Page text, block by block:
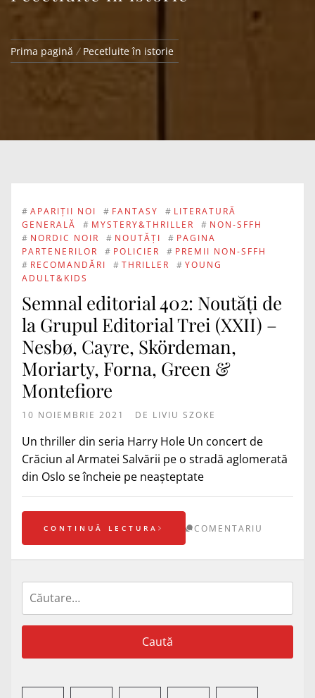
Prima pagină Pecetluite în istorie
# APARIȚII NOI # FANTASY # LITERATURĂ
GENERALĂ
# MYSTERY&THRILLER # NON-SFFH
# NORDIC NOIR # NOUTĂȚI # PAGINA
PARTENERILOR
# POLICIER # PREMII NON-SFFH
# RECOMANDĂRI # THRILLER # YOUNG
ADULT&KIDS
Semnal editorial 402: Noutăți de
la Grupul Editorial Trei (XXII) –
Nesbø, Cayre, Skördeman,
Moriarty, Forna, Green &
Montefiore
10 NOIEMBRIE 2021 DE LIVIU SZOKE
Un thriller din seria Harry Hole Un concert de
Crăciun al Armatei Salvării pe o stradă aglomerată
din Oslo se încheie pe neașteptate
CONTINUĂ LECTURA COMENTARIU
după: